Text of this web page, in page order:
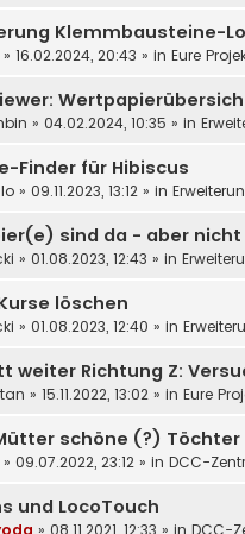
Klemmbausteine-
» 16.02.2024, 20:43 » in Eure
» 04.02.2024, 10:35 » in
Finder für Hibiscus
» 09.11.2023, 13:12 » in
sind da - aber
» 01.08.2023, 12:43 » in
löschen
» 01.08.2023, 12:40 » in
weiter Richtung Z:
» 15.11.2022, 13:02 » in Eure
schöne (?) Töchter
» 09.07.2022, 23:12 » in DCC-
und LocoTouch